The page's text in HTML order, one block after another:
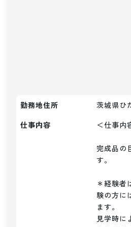
勤務地住所
茨城県ひ
仕事内容
＜仕事内
完成品の
す。
＊経験者
験の方に
ます。
見学時に